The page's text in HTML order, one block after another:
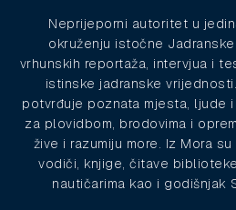
Neprijeporni autoritet u
okruženju istočne
vrhunskih reportaža, intervjua i
istinske jadranske
potvrđuje poznata mjesta, ljude
za plovidbom, brodovima i
žive i razumiju more. Iz Mora
vodiči, knjige, čitave
nautičarima kao i godišnjak